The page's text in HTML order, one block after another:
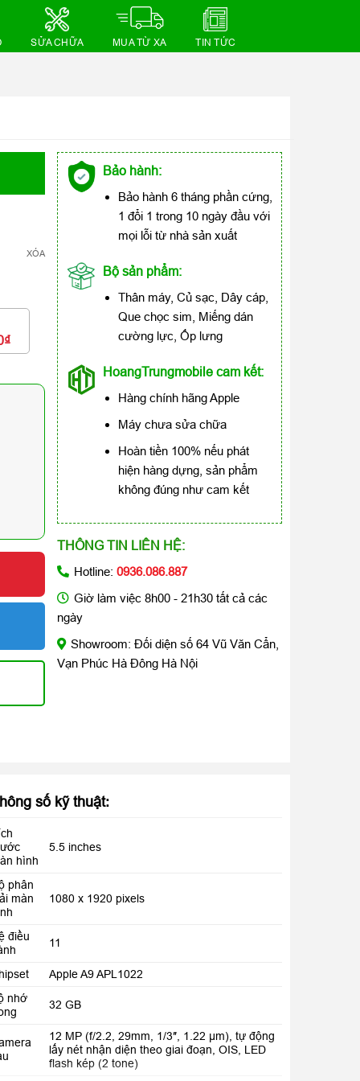
SỬA CHỮA MUA TỪ XA TIN TỨC
XÓA
Bảo hành:
Bảo hành 6 tháng phần cứng,
1 đổi 1 trong 10 ngày đầu với
mọi lỗi từ nhà sản xuất
Bộ sản phẩm:
Thân máy, Củ sạc, Dây cáp,
Que chọc sim, Miếng dán
cường lực, Ốp lưng
HoangTrungmobile cam kết:
Hàng chính hãng Apple
Máy chưa sửa chữa
Hoàn tiền 100% nếu phát
hiện hàng dựng, sản phẩm
không đúng như cam kết
THÔNG TIN LIÊN HỆ:
Hotline: 0936.086.887
Giờ làm việc 8h00 - 21h30 tất cả các
ngày
Showroom: Đối diện số 64 Vũ Văn Cẩn,
Vạn Phúc Hà Đông Hà Nội
số kỹ thuật:
hình
5.5 inches
phân
màn
1080 x 1920 pixels
điều
11
Apple A9 APL1022
nhớ
32 GB
12 MP (f/2.2, 29mm, 1/3″, 1.22 µm), tự động
lấy nét nhận diện theo giai đoạn, OIS, LED
flash kép (2 tone)